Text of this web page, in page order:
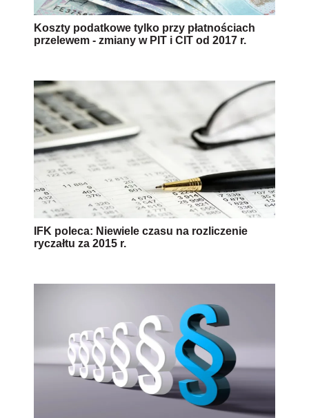
Koszty podatkowe tylko przy płatnościach
przelewem - zmiany w PIT i CIT od 2017 r.
IFK poleca: Niewiele czasu na rozliczenie
ryczałtu za 2015 r.